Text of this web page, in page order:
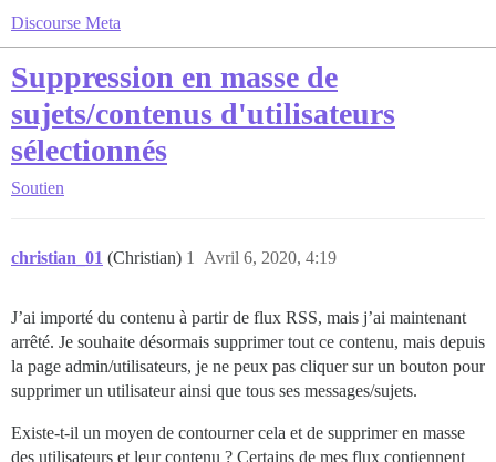
Discourse Meta
Suppression en masse de
sujets/contenus d'utilisateurs
sélectionnés
Soutien
christian_01 (Christian) Avril 6, 2020, 4:19
1
J’ai importé du contenu à partir de flux RSS, mais j’ai maintenant
arrêté. Je souhaite désormais supprimer tout ce contenu, mais depuis
la page admin/utilisateurs, je ne peux pas cliquer sur un bouton pour
supprimer un utilisateur ainsi que tous ses messages/sujets.
Existe-t-il un moyen de contourner cela et de supprimer en masse
des utilisateurs et leur contenu ? Certains de mes flux contiennent